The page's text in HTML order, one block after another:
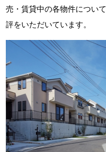
売・賃貸中の各物件につい
評をいただいています。